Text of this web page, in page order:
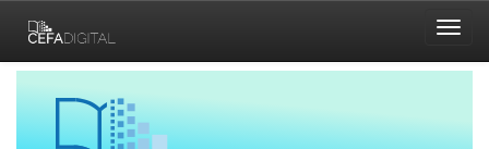
navigation